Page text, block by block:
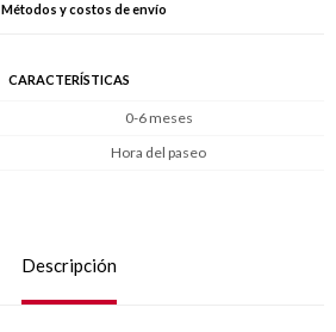
Métodos y costos de envío
CARACTERÍSTICAS
0-6 meses
Hora del paseo
Descripción